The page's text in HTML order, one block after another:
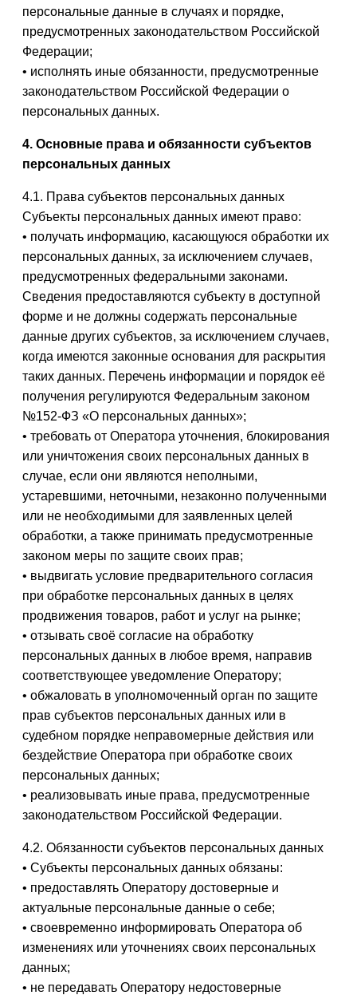
персональные данные в случаях и порядке,
предусмотренных законодательством Российской
Федерации;
• исполнять иные обязанности, предусмотренные
законодательством Российской Федерации о
персональных данных.
4. Основные права и обязанности субъектов
персональных данных
4.1. Права субъектов персональных данных
Субъекты персональных данных имеют право:
• получать информацию, касающуюся обработки их
персональных данных, за исключением случаев,
предусмотренных федеральными законами.
Сведения предоставляются субъекту в доступной
форме и не должны содержать персональные
данные других субъектов, за исключением случаев,
когда имеются законные основания для раскрытия
таких данных. Перечень информации и порядок её
получения регулируются Федеральным законом
№152-ФЗ «О персональных данных»;
• требовать от Оператора уточнения, блокирования
или уничтожения своих персональных данных в
случае, если они являются неполными,
устаревшими, неточными, незаконно полученными
или не необходимыми для заявленных целей
обработки, а также принимать предусмотренные
законом меры по защите своих прав;
• выдвигать условие предварительного согласия
при обработке персональных данных в целях
продвижения товаров, работ и услуг на рынке;
• отзывать своё согласие на обработку
персональных данных в любое время, направив
соответствующее уведомление Оператору;
• обжаловать в уполномоченный орган по защите
прав субъектов персональных данных или в
судебном порядке неправомерные действия или
бездействие Оператора при обработке своих
персональных данных;
• реализовывать иные права, предусмотренные
законодательством Российской Федерации.
4.2. Обязанности субъектов персональных данных
• Субъекты персональных данных обязаны:
• предоставлять Оператору достоверные и
актуальные персональные данные о себе;
• своевременно информировать Оператора об
изменениях или уточнениях своих персональных
данных;
• не передавать Оператору недостоверные